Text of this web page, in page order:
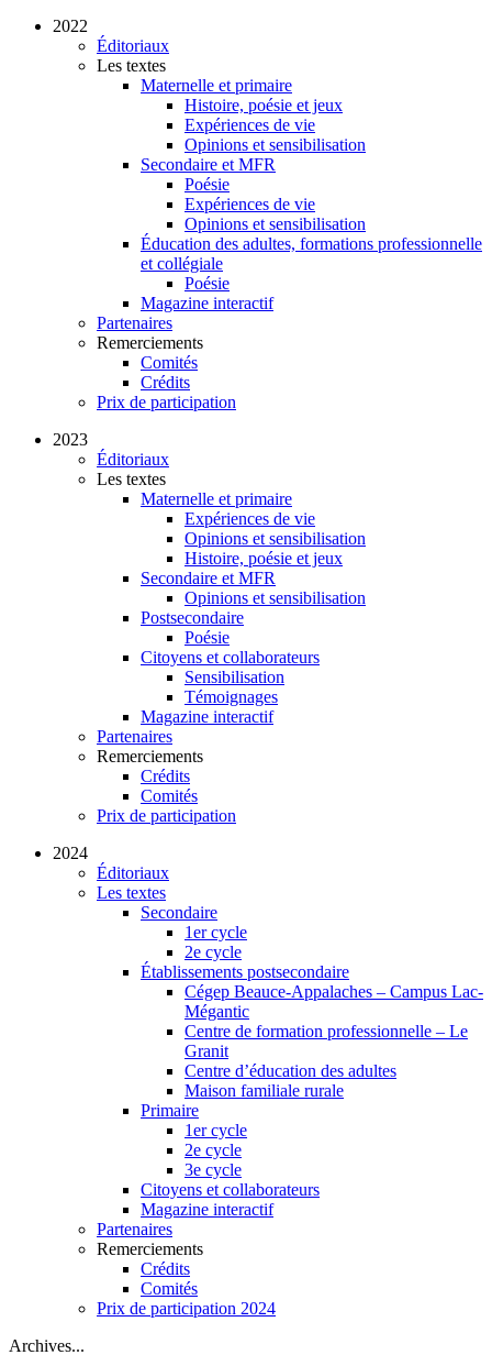
2022
Éditoriaux
Les textes
Maternelle et primaire
Histoire, poésie et jeux
Expériences de vie
Opinions et sensibilisation
Secondaire et MFR
Poésie
Expériences de vie
Opinions et sensibilisation
Éducation des adultes, formations professionnelle
et collégiale
Poésie
Magazine interactif
Partenaires
Remerciements
Comités
Crédits
Prix de participation
2023
Éditoriaux
Les textes
Maternelle et primaire
Expériences de vie
Opinions et sensibilisation
Histoire, poésie et jeux
Secondaire et MFR
Opinions et sensibilisation
Postsecondaire
Poésie
Citoyens et collaborateurs
Sensibilisation
Témoignages
Magazine interactif
Partenaires
Remerciements
Crédits
Comités
Prix de participation
2024
Éditoriaux
Les textes
Secondaire
1er cycle
2e cycle
Établissements postsecondaire
Cégep Beauce-Appalaches – Campus Lac-
Mégantic
Centre de formation professionnelle – Le
Granit
Centre d’éducation des adultes
Maison familiale rurale
Primaire
1er cycle
2e cycle
3e cycle
Citoyens et collaborateurs
Magazine interactif
Partenaires
Remerciements
Crédits
Comités
Prix de participation 2024
Archives...